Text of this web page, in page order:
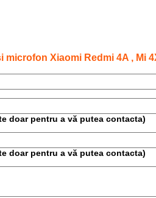
Xiaomi Redmi 4A , Mi
doar pentru a vă putea contacta)
doar pentru a vă putea contacta)